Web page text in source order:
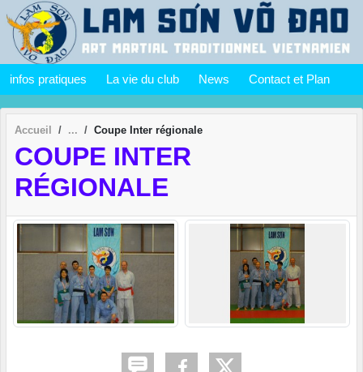
infos pratiques La vie du club News Contact et Plan
Accueil Coupe Inter régionale
COUPE INTER
RÉGIONALE
Panneau de gestion des cookies